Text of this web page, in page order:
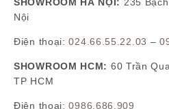
SHOWROOM HÀ NỘI: 235
Nội
Điện thoại:024.66.55.22.03 –
SHOWROOM HCM: 60 Trần
TP HCM
Điện thoại:0986.686.909